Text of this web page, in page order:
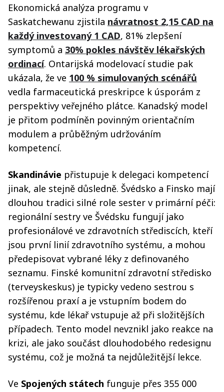
Ekonomická analýza programu v
Saskatchewanu zjistila návratnost 2,15 CAD na
každý investovaný 1 CAD, 81% zlepšení
symptomů a 30% pokles návštěv lékařských
ordinací. Ontarijská modelovací studie pak
ukázala, že ve 100 % simulovaných scénářů
vedla farmaceutická preskripce k úsporám z
perspektivy veřejného plátce. Kanadský model
je přitom podmíněn povinným orientačním
modulem a průběžným udržováním
kompetencí.
Skandinávie přistupuje k delegaci kompetencí
jinak, ale stejně důsledně. Švédsko a Finsko mají
dlouhou tradici silné role sester v primární péči:
regionální sestry ve Švédsku fungují jako
profesionálové ve zdravotních střediscích, kteří
jsou první linií zdravotního systému, a mohou
předepisovat vybrané léky z definovaného
seznamu. Finské komunitní zdravotní středisko
(terveyskeskus) je typicky vedeno sestrou s
rozšířenou praxí a je vstupním bodem do
systému, kde lékař vstupuje až při složitějších
případech. Tento model nevznikl jako reakce na
krizi, ale jako součást dlouhodobého redesignu
systému, což je možná ta nejdůležitější lekce.
Ve Spojených státech funguje přes 355 000